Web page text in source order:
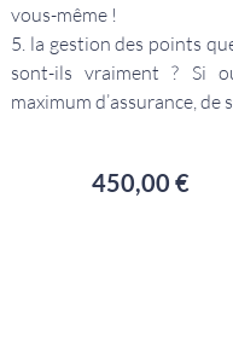
vous-même !
5. la gestion des points
sont-ils vraiment ? Si
maximum d’assurance,
450,00 €